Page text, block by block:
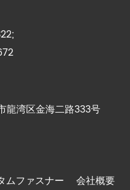
龍湾区金海二路333号
ムファスナー
会社概要